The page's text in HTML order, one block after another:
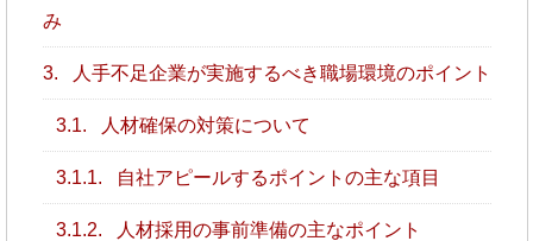
み
3. 人手不足企業が実施するべき職場環境のポイント
3.1. 人材確保の対策について
3.1.1. 自社アピールするポイントの主な項目
3.1.2. 人材採用の事前準備の主なポイント